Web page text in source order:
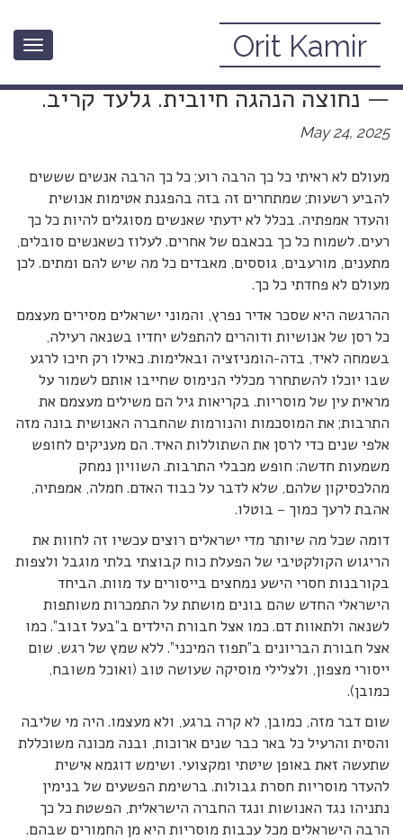
Toggle
Orit Kamir
כשהרוע מציף וחברה מאבדת את דרכה
— נחוצה הנהגה חיובית. גלעד קריב.
May 24, 2025
מעולם לא ראיתי כל כך הרבה רוע; כל כך הרבה אנשים שששים
להביע רשעות; שמתחרים זה בזה בהפגנת אטימות אנושית
והעדר אמפתיה. בכלל לא ידעתי שאנשים מסוגלים להיות כל כך
רעים. לשמוח כל כך בכאבם של אחרים. לעלוז כשאנשים סובלים,
מתענים, מורעבים, גוססים, מאבדים כל מה שיש להם ומתים. לכן
מעולם לא פחדתי כל כך.
ההרגשה היא שסכר אדיר נפרץ, והמוני ישראלים מסירים מעצמם
כל רסן של אנושיות ודוהרים להתפלש יחדיו בשנאה רעילה,
בשמחה לאיד, בדה-הומניזציה ובאלימות. כאילו רק חיכו לרגע
שבו יוכלו להשתחרר מכללי הנימוס שחייבו אותם לשמור על
מראית עין של מוסריות. בקריאות גיל הם משילים מעצמם את
התרבות; את המוסכמות והנורמות שהחברה האנושית בונה מזה
אלפי שנים כדי לרסן את השתוללות האיד. הם מעניקים לחופש
משמעות חדשה: חופש מכבלי התרבות. השוויון נמחק
מהלכסיקון שלהם, שלא לדבר על כבוד האדם. חמלה, אמפתיה,
אהבת לרעך כמוך – בוטלו.
דומה שכל מה שיותר מדי ישראלים רוצים עכשיו זה לחוות את
הריגוש הקולקטיבי של הפעלת כוח קבוצתי בלתי מוגבל ולצפות
בקורבנות חסרי הישע נמחצים בייסורים עד מוות. הביחד
הישראלי החדש שהם בונים מושתת על התמכרות משותפות
לשנאה ולתאוות דם. כמו אצל חבורת הילדים ב”בעל זבוב”. כמו
אצל חבורת הבריונים ב”תפוז המיכני”. ללא שמץ של רגש, שום
ייסורי מצפון, ולצלילי מוסיקה שעושה טוב (ואוכל משובח,
כמובן).
שום דבר מזה, כמובן, לא קרה ברגע, ולא מעצמו. היה מי שליבה
והסית והרעיל כל באר כבר שנים ארוכות, ובנה מכונה משוכללת
שתעשה זאת באופן שיטתי ומקצועי. ושימש דוגמא אישית
להעדר מוסריות חסרת גבולות. ברשימת הפשעים של בנימין
נתניהו נגד האנושות ונגד החברה הישראלית, הפשטת כל כך
הרבה הישראלים מכל עכבות מוסריות היא מן החמורים שבהם.